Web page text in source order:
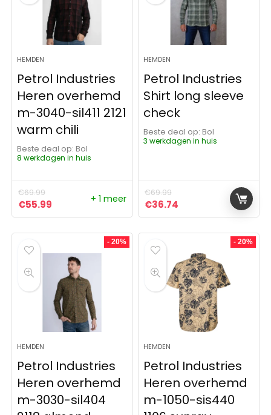
HEMDEN
Petrol Industries
Heren overhemd
m-3040-sil411 2121
warm chili
Beste deal op:
Bol
8 werkdagen in huis
€69.99
Oorspronkelijke prijs was: €69.99.
€55.99 Huidige prijs is: €55.99.
+ 1 meer
HEMDEN
Petrol Industries
Shirt long sleeve
check
Beste deal op:
Bol
3 werkdagen in huis
€69.99
Oorspronkelijke prijs
€36.74 Huidige prijs is:
- 20%
HEMDEN
Petrol Industries
Heren overhemd
m-3030-sil404
- 20%
HEMDEN
Petrol Industries
Heren overhemd
m-1050-sis440